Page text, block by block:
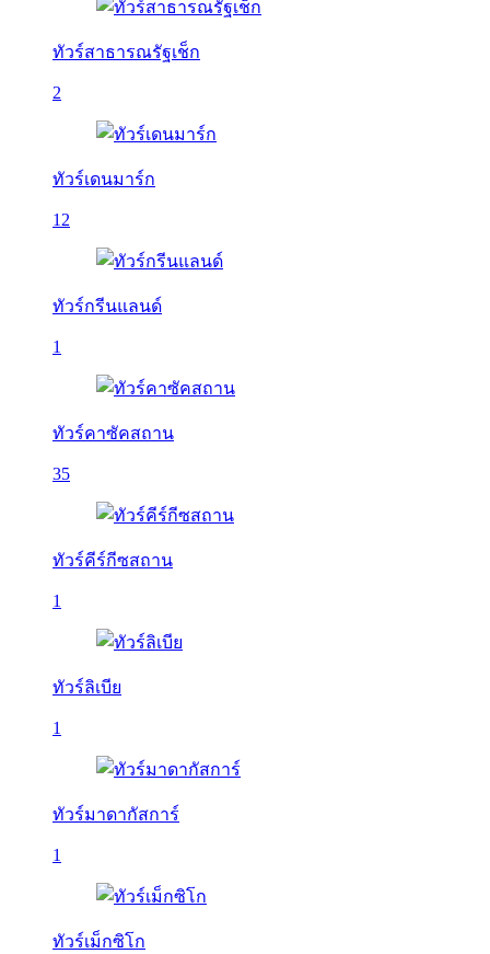
ทัวร์สาธารณรัฐเช็ก
2
ทัวร์เดนมาร์ก
12
ทัวร์กรีนแลนด์
1
ทัวร์คาซัคสถาน
35
ทัวร์คีร์กีซสถาน
1
ทัวร์ลิเบีย
1
ทัวร์มาดากัสการ์
1
ทัวร์เม็กซิโก